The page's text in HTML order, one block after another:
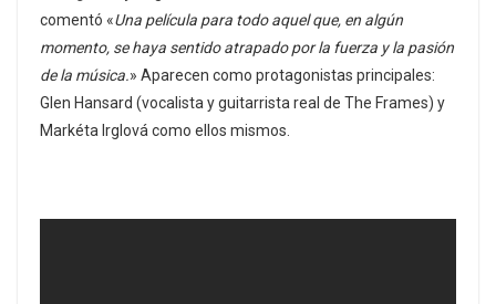
comentó «Una película para todo aquel que, en algún
momento, se haya sentido atrapado por la fuerza y la pasión
de la música.» Aparecen como protagonistas principales:
Glen Hansard (vocalista y guitarrista real de The Frames) y
Markéta Irglová como ellos mismos.